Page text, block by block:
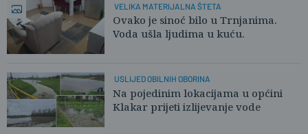
VELIKA MATERIJALNA ŠTETA
Ovako je sinoć bilo u Trnjanima.
Voda ušla ljudima u kuću.
USLIJED OBILNIH OBORINA
Na pojedinim lokacijama u općini
Klakar prijeti izlijevanje vode